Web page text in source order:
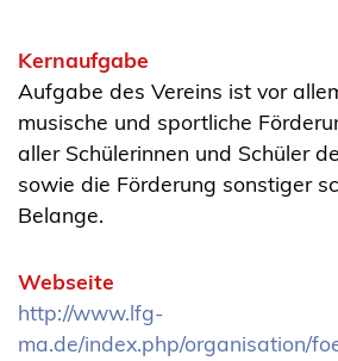
Kernaufgabe
Aufgabe des Vereins ist vor
musische und sportliche
aller Schülerinnen und Schüler
sowie die Förderung sonstiger
Belange.
Webseite
http://www.lfg-
ma.de/index.php/organisation/